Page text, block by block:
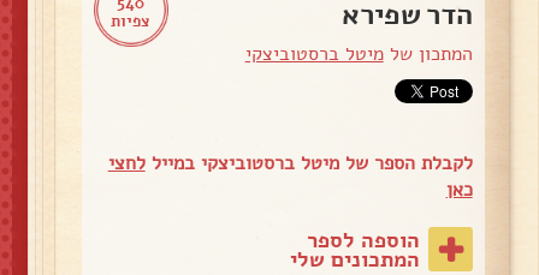
צפיות
הדר שפירא
המתכון שלמיטל ברסטוביצקי
לקבלת הספר של מיטל ברסטוביצקי במייללחצי
כאן
הוספה לספר
המתכונים שלי